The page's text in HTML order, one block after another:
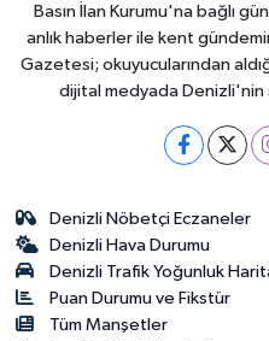
Basın İlan Kurumu'na bağlı
anlık haberler ile kent
Gazetesi; okuyucularından
dijital medyada Denizli'nin
Denizli Nöbetçi Eczaneler
Denizli Hava Durumu
Denizli Trafik Yoğunluk
Puan Durumu ve Fikstür
Tüm Manşetler